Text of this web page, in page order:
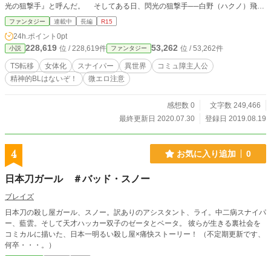
光の狙撃手』と呼んだ。 そしてある日、閃光の狙撃手──白野（ハクノ）飛鳥
（アスカ）の元に一通のメールが届く。 そのメールに書かれていた内容とは─
─ 小説家になろう、ノベルアップにて同様の作品を公開しています。 Twitte
rやってます→@Geneiyaiba136
ファンタジー 連載中 長編 R15
24h.ポイント 0pt
小説 228,619 位 / 228,619件 ファンタジー 53,262 位 / 53,262件
TS転移 女体化 スナイパー 異世界
コミュ障主人公
精神的BLはないぞ！
微エロ注意
感想数 0
文字数 249,466
最終更新日 2020.07.30
登録日 2019.08.19
4 お気に入り追加 0
日本刀ガール ＃バッド・スノー
ブレイズ
日本刀の殺し屋ガール、スノー。訳ありのアシスタント、ライ。中二病スナイパ
ー、藍雲。そして天才ハッカー双子のゼータとベータ。 彼らが生きる裏社会を
コミカルに描いた、日本一明るい殺し屋×痛快ストーリー！ （不定期更新です、
何卒・・・。）